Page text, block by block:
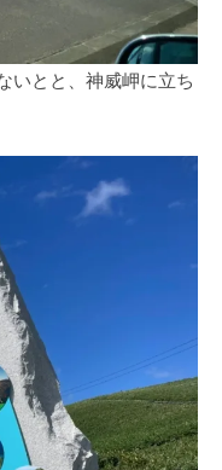
いとと、神威岬に立ち